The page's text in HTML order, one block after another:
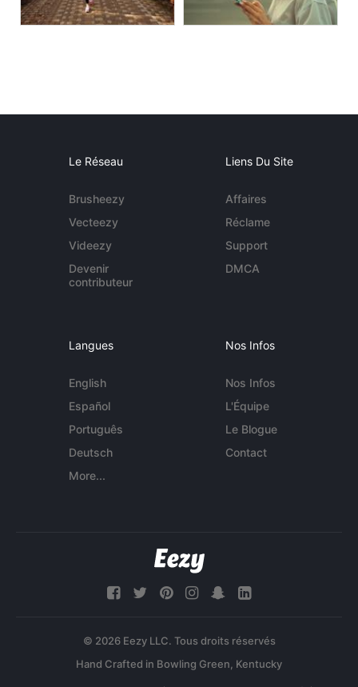
Le Réseau
Brusheezy
Vecteezy
Videezy
Devenir
contributeur
Liens Du Site
Affaires
Réclame
Support
DMCA
Langues
English
Español
Português
Deutsch
More...
Nos Infos
Nos Infos
L'Équipe
Le Blogue
Contact
© 2026 Eezy LLC. Tous droits réservés